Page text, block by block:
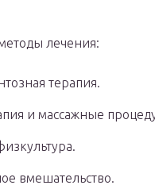
лечения:
терапия.
и массажные
вмешательство.